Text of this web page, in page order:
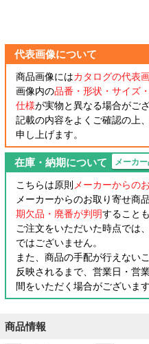
代表画像について
商品画像にはカタログの代表
画像内の品番・形状・サイズ
仕様が実物と異なる場合がご
記載の内容をよくご確認の上
申し上げます。
在庫・納期について メーカ
こちらは原則メーカーからの
メーカーからのお取り寄せ商品
期欠品・廃番が判明すること
ご注文をいただいた時点では
ではございません。
また、商品の手配が行えない
反映されるまで、営業日・営
間をいただく場合がございます
商品情報